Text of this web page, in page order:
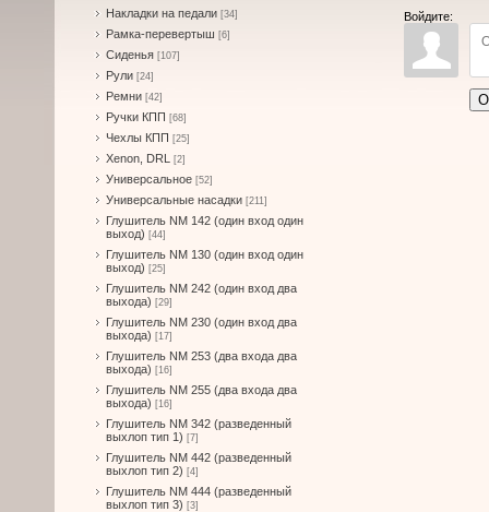
Накладки на педали [34]
Рамка-перевертыш [6]
Сиденья [107]
Рули [24]
Ремни [42]
Ручки КПП [68]
Чехлы КПП [25]
Xenon, DRL [2]
Универсальное [52]
Универсальные насадки [211]
Глушитель NM 142 (один вход один
выход) [44]
Глушитель NM 130 (один вход один
выход) [25]
Глушитель NM 242 (один вход два
выхода) [29]
Глушитель NM 230 (один вход два
выхода) [17]
Глушитель NM 253 (два входа два
выхода) [16]
Глушитель NM 255 (два входа два
выхода) [16]
Глушитель NM 342 (разведенный
выхлоп тип 1) [7]
Глушитель NM 442 (разведенный
выхлоп тип 2) [4]
Глушитель NM 444 (разведенный
выхлоп тип 3) [3]
Войдите: